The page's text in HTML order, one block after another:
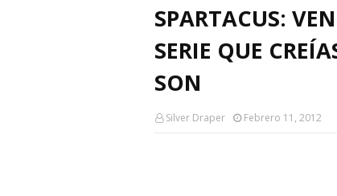
SPARTACUS:
SERIE QUE
SON
Silver Draper Febrero 11, 2012